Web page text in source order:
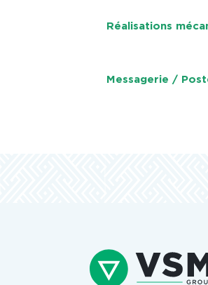
Réalisations
Messagerie /